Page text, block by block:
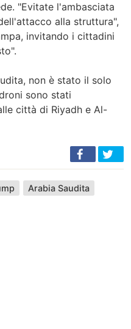
"Evitate l'ambasciata
alla struttura",
invitando i cittadini
non è stato il solo
sono stati
città di Riyadh e Al-
Arabia Saudita